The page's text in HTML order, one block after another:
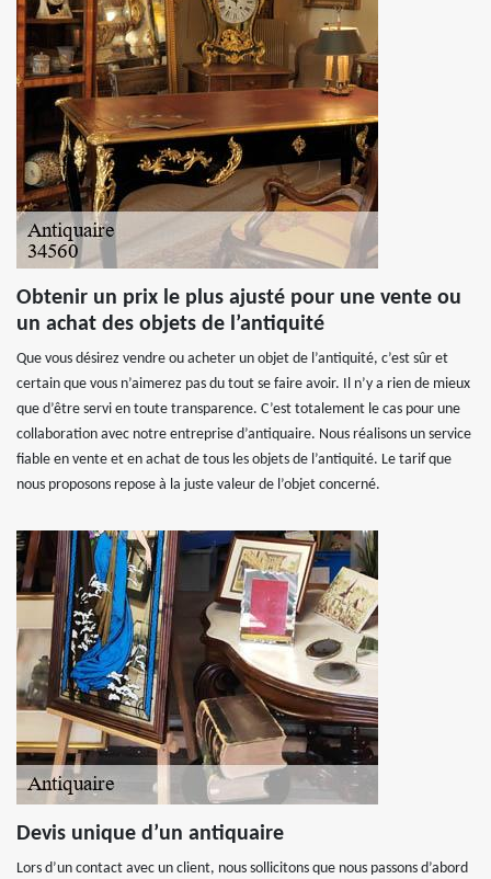
Obtenir un prix le plus ajusté pour une vente ou
un achat des objets de l’antiquité
Que vous désirez vendre ou acheter un objet de l’antiquité, c’est sûr et
certain que vous n’aimerez pas du tout se faire avoir. Il n’y a rien de mieux
que d’être servi en toute transparence. C’est totalement le cas pour une
collaboration avec notre entreprise d’antiquaire. Nous réalisons un service
fiable en vente et en achat de tous les objets de l’antiquité. Le tarif que
nous proposons repose à la juste valeur de l’objet concerné.
Devis unique d’un antiquaire
Lors d’un contact avec un client, nous sollicitons que nous passons d’abord